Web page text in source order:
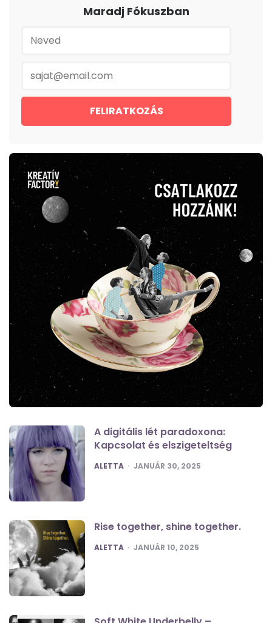
Maradj Fókuszban
A digitális lét paradoxona:
Kapcsolat és elszigeteltség
POSTED
ALETTA JANUÁR 30, 2025
Rise together, shine together.
POSTED
ALETTA JANUÁR 10, 2025